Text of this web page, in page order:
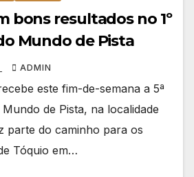
bons resultados no 1º
Mundo de Pista
ADMIN
este fim-de-semana a 5ª
de Pista, na localidade
parte do caminho para os
Tóquio em…